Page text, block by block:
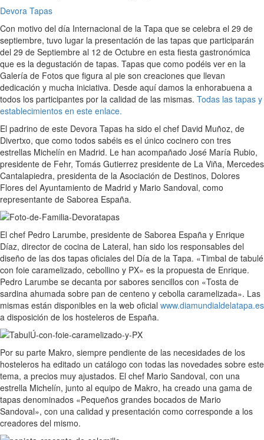
Devora Tapas
Con motivo del día Internacional de la Tapa que se celebra el 29 de
septiembre, tuvo lugar la presentación de las tapas que participarán
del 29 de Septiembre al 12 de Octubre en esta fiesta gastronómica
que es la degustación de tapas. Tapas que como podéis ver en la
Galería de Fotos que figura al pie son creaciones que llevan
dedicación y mucha iniciativa. Desde aquí damos la enhorabuena a
todos los participantes por la calidad de las mismas. Todas las tapas y
establecimientos en este enlace.
El padrino de este Devora Tapas ha sido el chef David Muñoz, de
Divertxo, que como todos sabéis es el único cocinero con tres
estrellas Michelín en Madrid. Le han acompañado José María Rubio,
presidente de Fehr, Tomás Gutierrez presidente de La Viña, Mercedes
Cantalapiedra, presidenta de la Asociación de Destinos, Dolores
Flores del Ayuntamiento de Madrid y Mario Sandoval, como
representante de Saborea España.
El chef Pedro Larumbe, presidente de Saborea España y Enrique
Díaz, director de cocina de Lateral, han sido los responsables del
diseño de las dos tapas oficiales del Día de la Tapa. «Timbal de tabulé
con foie caramelizado, cebollino y PX» es la propuesta de Enrique.
Pedro Larumbe se decanta por sabores sencillos con «Tosta de
sardina ahumada sobre pan de centeno y cebolla caramelizada». Las
mismas están disponibles en la web oficial www.diamundialdelatapa.es
a disposición de los hosteleros de España.
Por su parte Makro, siempre pendiente de las necesidades de los
hosteleros ha editado un catálogo con todas las novedades sobre este
tema, a precios muy ajustados. El chef Mario Sandoval, con una
estrella Michelín, junto al equipo de Makro, ha creado una gama de
tapas denominados «Pequeños grandes bocados de Mario
Sandoval», con una calidad y presentación como corresponde a los
creadores del mismo.